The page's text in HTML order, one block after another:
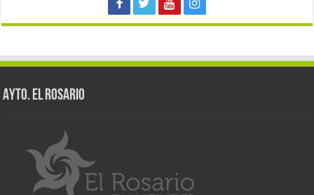
AYTO. EL ROSARIO